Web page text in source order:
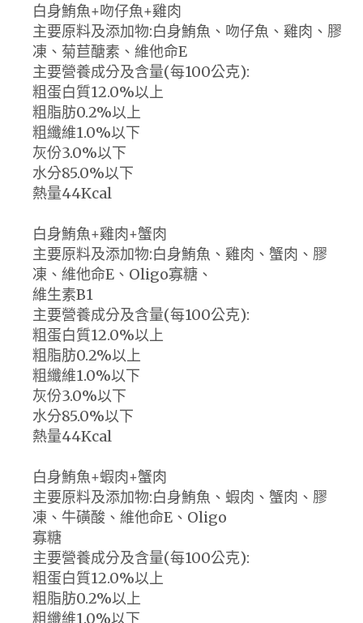
白身鮪魚+吻仔魚+雞肉
主要原料及添加物:白身鮪魚、吻仔魚、雞肉、膠
凍、菊苣醣素、維他命E
主要營養成分及含量(每100公克):
粗蛋白質12.0%以上
粗脂肪0.2%以上
粗纖維1.0%以下
灰份3.0%以下
水分85.0%以下
熱量44Kcal
白身鮪魚+雞肉+蟹肉
主要原料及添加物:白身鮪魚、雞肉、蟹肉、膠
凍、維他命E、Oligo寡糖、
維生素B1
主要營養成分及含量(每100公克):
粗蛋白質12.0%以上
粗脂肪0.2%以上
粗纖維1.0%以下
灰份3.0%以下
水分85.0%以下
熱量44Kcal
白身鮪魚+蝦肉+蟹肉
主要原料及添加物:白身鮪魚、蝦肉、蟹肉、膠
凍、牛磺酸、維他命E、Oligo
寡糖
主要營養成分及含量(每100公克):
粗蛋白質12.0%以上
粗脂肪0.2%以上
粗纖維1.0%以下